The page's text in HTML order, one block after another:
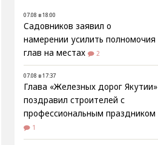
07.08 в 18:00
Садовников заявил о
намерении усилить полномочия
глав на местах
2
07.08 в 17:37
Глава «Железных дорог Якутии»
поздравил строителей с
профессиональным праздником
1